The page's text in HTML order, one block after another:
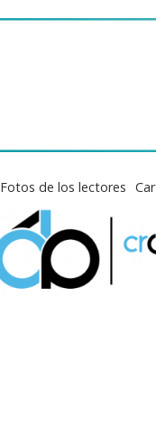
Fotos de los lectores